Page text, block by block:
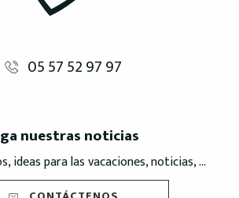
05 57 52 97 97
nuestras noticias
ideas para las vacaciones, noticias, ...